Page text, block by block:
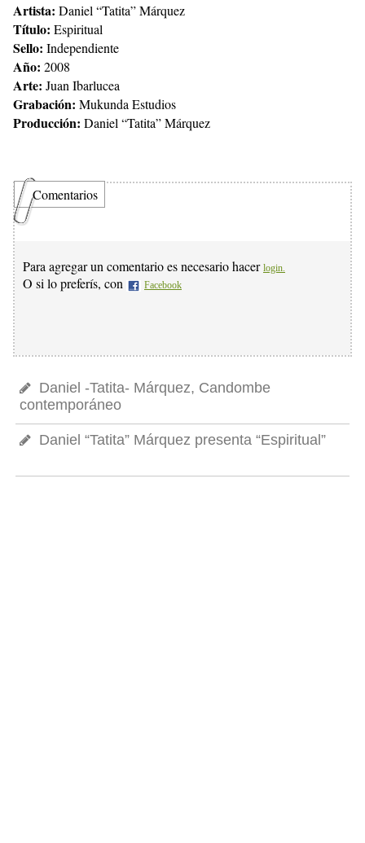
Artista: Daniel “Tatita” Márquez
Título: Espiritual
Sello: Independiente
Año: 2008
Arte: Juan Ibarlucea
Grabación: Mukunda Estudios
Producción: Daniel “Tatita” Márquez
Comentarios
Para agregar un comentario es necesario hacer login.
O si lo preferís, con Facebook
Daniel -Tatita- Márquez, Candombe
contemporáneo
Daniel “Tatita” Márquez presenta “Espiritual”